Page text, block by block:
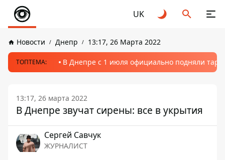
UK
Новости Днепр 13:17, 26 Марта 2022
ТОПТЕМА: В Днепре с 1 июля официально подняли
13:17, 26 марта 2022
В Днепре звучат сирены: все в укрытия
Сергей Савчук
ЖУРНАЛИСТ